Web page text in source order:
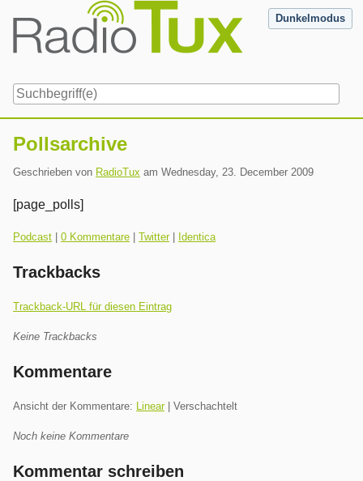
content
Dunkelmodus
Pollsarchive
Geschrieben von RadioTux am Wednesday, 23. December 2009
[page_polls]
Kategorien:
Podcast 0 Kommentare Twitter| Identica
Trackbacks
Trackback-URL für diesen Eintrag
Keine Trackbacks
Kommentare
Ansicht der Kommentare: Linear| Verschachtelt
Noch keine Kommentare
Kommentar schreiben